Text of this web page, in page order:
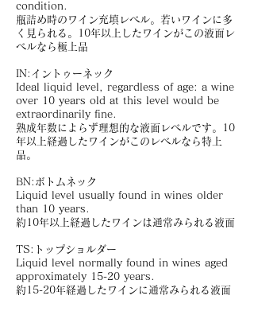
condition.
瓶詰め時のワイン充填レベル。若いワインに多
く見られる。10年以上したワインがこの液面レ
ベルなら極上品
IN:イントゥーネック
Ideal liquid level, regardless of age: a wine
over 10 years old at this level would be
extraordinarily fine.
熟成年数によらず理想的な液面レベルです。10
年以上経過したワインがこのレベルなら特上
品。
BN:ボトムネック
Liquid level usually found in wines older
than 10 years.
約10年以上経過したワインは通常みられる液面
TS:トップショルダー
Liquid level normally found in wines aged
approximately 15-20 years.
約15-20年経過したワインに通常みられる液面